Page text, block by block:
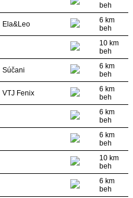
beh
Ela&Leo
6 km
beh
10 km
beh
Súčani
6 km
beh
VTJ Fenix
6 km
beh
6 km
beh
6 km
beh
10 km
beh
6 km
beh